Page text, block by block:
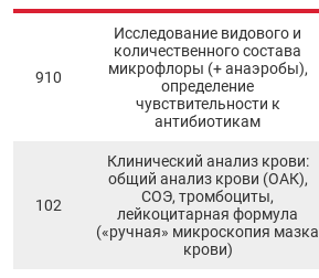
910
Исследование видового и
количественного состава
микрофлоры (+ анаэробы),
определение
чувствительности к
антибиотикам
102
Клинический анализ крови:
общий анализ крови (ОАК),
СОЭ, тромбоциты,
лейкоцитарная формула
(«ручная» микроскопия мазка
крови)